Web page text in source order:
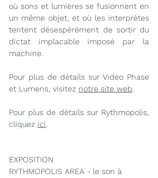
où sons et lumières se fusionnent en
un même objet, et où les interprètes
tentent désespérément de sortir du
dictat implacable imposé par la
machine.
Pour plus de détails sur Video Phase
et Lumens, visitez notre site web.
Pour plus de détails sur Rythmopolis,
cliquez ici.
EXPOSITION
RYTHMOPOLIS AREA - le son à